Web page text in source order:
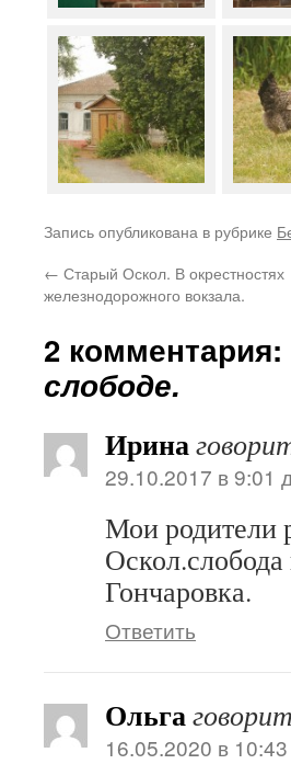
Запись опубликована в рубрике
← Старый Оскол. В окрестностях
железнодорожного вокзала.
2 комментария:
слободе.
Ирина
29.10.2017 в 9:01
Мои родители
Гончаровка.
Ответить
Ольга
16.05.2020 в 10:43